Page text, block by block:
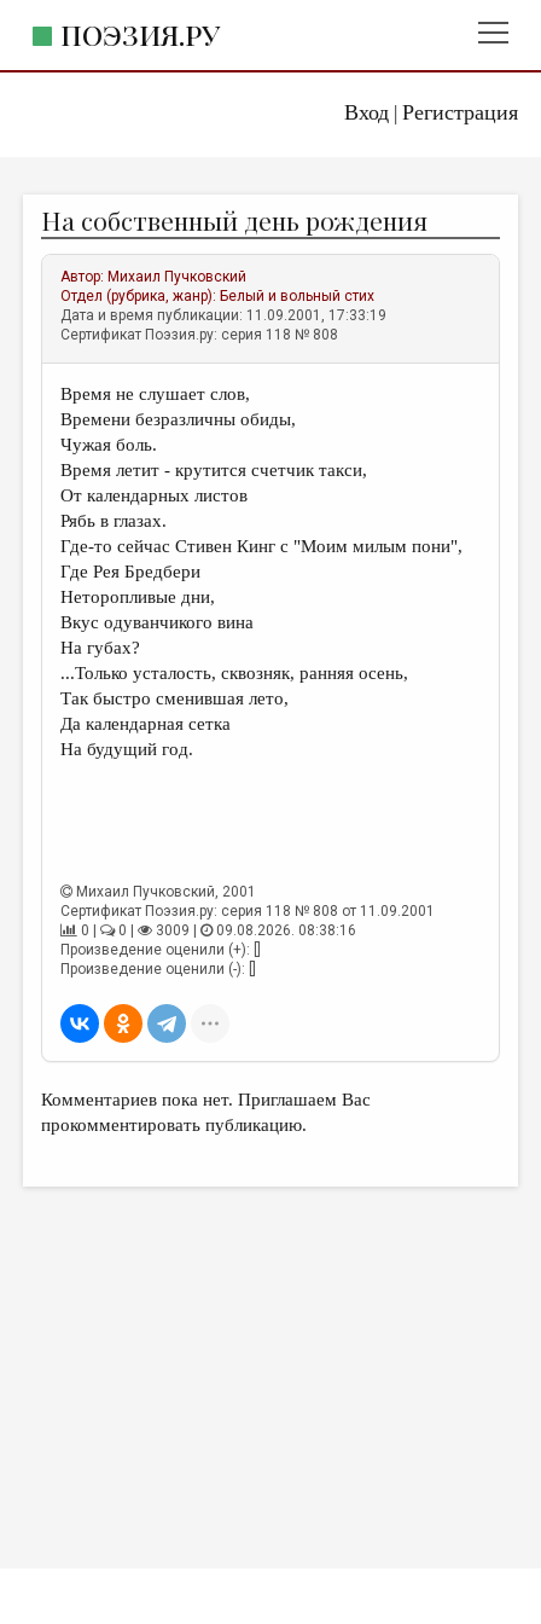
Вход| Регистрация
ПОЭЗИЯ.РУ
ЖАНРЫ
АВТОРЫ
КОММЕНТАРИИ
ЛИТСАЛОН
НОВОСТИ
ПРАВИЛА САЙТА
ОТДЕЛЫ И РУБРИКИ
ИЗБРАННОЕ
ДАЙДЖЕСТ
ПРОИЗВЕДЕНИЯ
ПЕРЕВОДЫ
КОНКУРСЫ
ДЕТСКАЯ КОМНАТА
ОБЪЯВЛЕНИЯ
КОЛОНКА РЕДАКТОРА
РЕДКОЛЛЕГИЯ
ОТ РЕДАКЦИИ
МАЛАЯ ПРОЗА
ЭССЕИСТИКА
На собственный день рождения
Автор: Михаил Пучковский
Отдел (рубрика, жанр): Белый и вольный стих
Дата и время публикации: 11.09.2001, 17:33:19
Сертификат Поэзия.ру: серия 118 № 808
Время не слушает слов,
Времени безразличны обиды,
Чужая боль.
Время летит - крутится счетчик такси,
От календарных листов
Рябь в глазах.
Где-то сейчас Стивен Кинг с "Моим милым пони",
Где Рея Бредбери
Неторопливые дни,
Вкус одуванчикого вина
На губах?
...Только усталость, сквозняк, ранняя осень,
Так быстро сменившая лето,
Да календарная сетка
На будущий год.
Михаил Пучковский, 2001
Сертификат Поэзия.ру: серия 118 № 808 от 11.09.2001
0 |
0 | 3009 |
09.08.2026. 08:38:16
Произведение оценили (+): []
Произведение оценили (-): []
Комментариев пока нет. Приглашаем Вас
прокомментировать публикацию.